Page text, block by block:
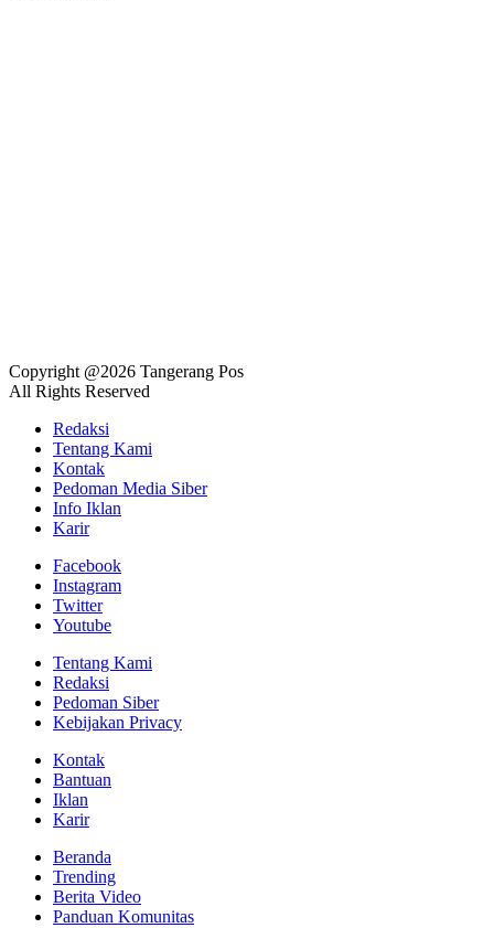
Copyright @2026 Tangerang Pos
All Rights Reserved
Redaksi
Tentang Kami
Kontak
Pedoman Media Siber
Info Iklan
Karir
Facebook
Instagram
Twitter
Youtube
Tentang Kami
Redaksi
Pedoman Siber
Kebijakan Privacy
Kontak
Bantuan
Iklan
Karir
Beranda
Trending
Berita Video
Panduan Komunitas